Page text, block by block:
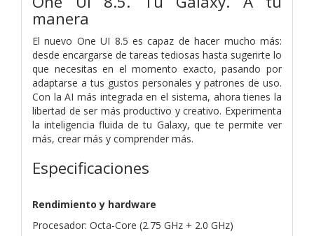
manera
El nuevo One UI 8.5 es capaz de hacer mucho más:
desde encargarse de tareas tediosas hasta sugerirte lo
que necesitas en el momento exacto, pasando por
adaptarse a tus gustos personales y patrones de uso.
Con la AI más integrada en el sistema, ahora tienes la
libertad de ser más productivo y creativo. Experimenta
la inteligencia fluida de tu Galaxy, que te permite ver
más, crear más y comprender más.
Especificaciones
Rendimiento y hardware
Procesador: Octa-Core (2.75 GHz + 2.0 GHz)